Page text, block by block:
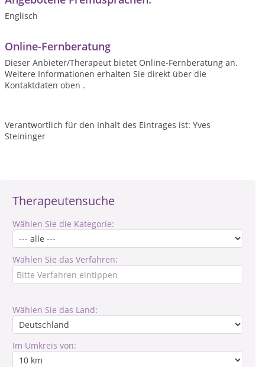
Therapeutensuche
Wählen Sie die Kategorie:
Wählen Sie das Verfahren:
Wählen Sie das Land:
Im Umkreis von:
Englisch
Online-Fernberatung
Dieser Anbieter/Therapeut bietet Online-Fernberatung an.
Weitere Informationen erhalten Sie direkt über die
Kontaktdaten oben .
Verantwortlich für den Inhalt des Eintrages ist: Yves
Steininger